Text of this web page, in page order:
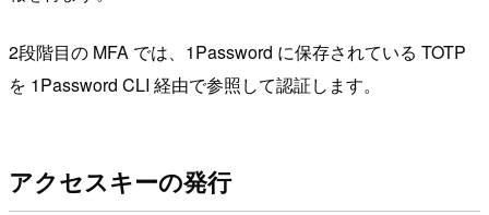
2段階目の MFA では、1Password に保存されている TOTP
を 1Password CLI 経由で参照して認証します。
アクセスキーの発行